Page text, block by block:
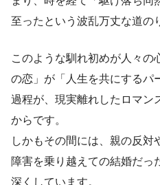
至ったという波乱万丈な道の
このような馴れ初めが人々の
の恋」が「人生を共にするパ
過程が、現実離れしたロマン
からです。
しかもその間には、親の反対
障害を乗り越えての結婚だっ
深くしています。